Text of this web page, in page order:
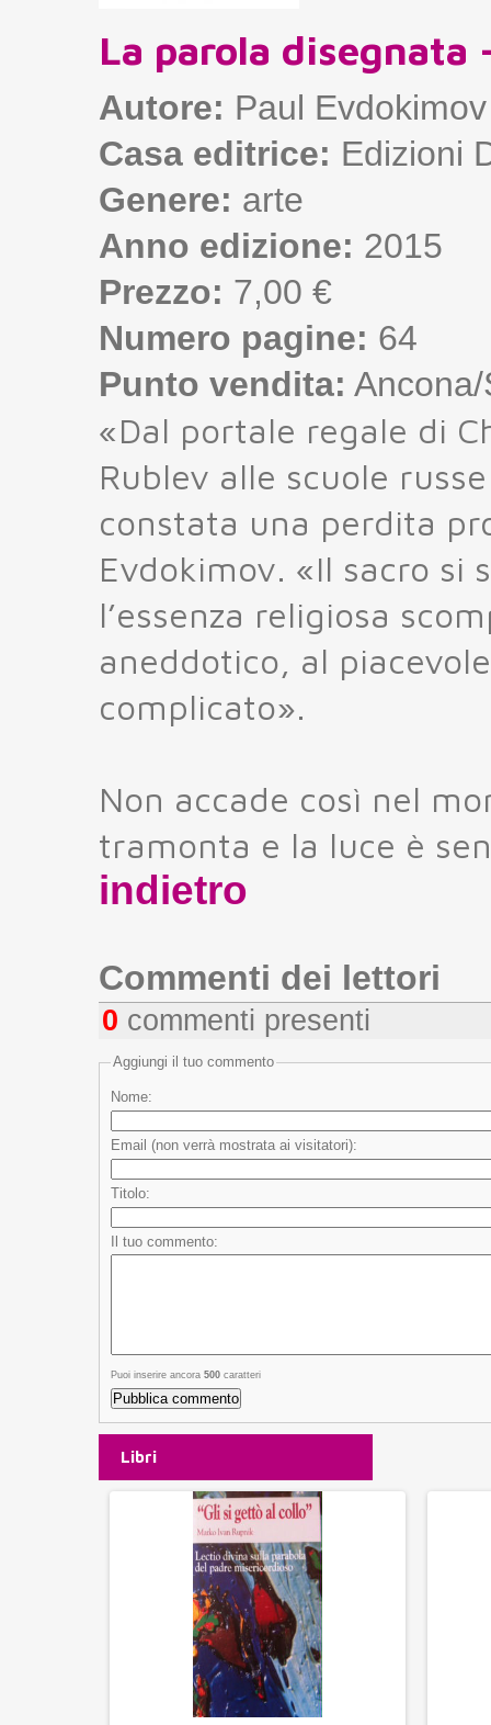
La parola
Autore: Paul Evdokimov
Casa editrice: Edizioni
Genere: arte
Anno edizione: 2015
Prezzo: 7,00 €
Numero pagine: 64
Punto vendita:
«Dal portale regale di
Rublev alle scuole
constata una perdita
Evdokimov. «Il sacro si
l’essenza religiosa
aneddotico, al
complicato».
Non accade così nel
tramonta e la luce è
indietro
Commenti dei lettori
0 commenti presenti
Aggiungi il tuo commento
Nome:
Email (non verrà mostrata ai visitatori):
Titolo:
Il tuo commento:
Puoi inserire ancora 500 caratteri
Libri